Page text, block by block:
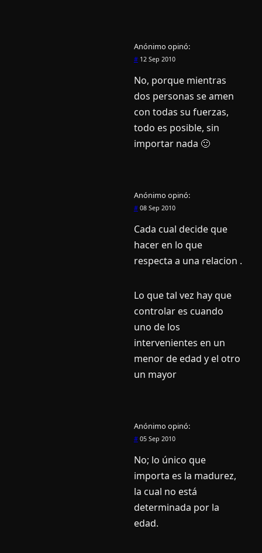
Anónimo opinó:
#12 Sep 2010
No, porque mientras
dos personas se amen
con todas su fuerzas,
todo es posible, sin
importar nada 🙂
Anónimo opinó:
#08 Sep 2010
Cada cual decide que
hacer en lo que
respecta a una relacion .
Lo que tal vez hay que
controlar es cuando
uno de los
intervenientes en un
menor de edad y el otro
un mayor
Anónimo opinó:
#05 Sep 2010
No; lo único que
importa es la madurez,
la cual no está
determinada por la
edad.